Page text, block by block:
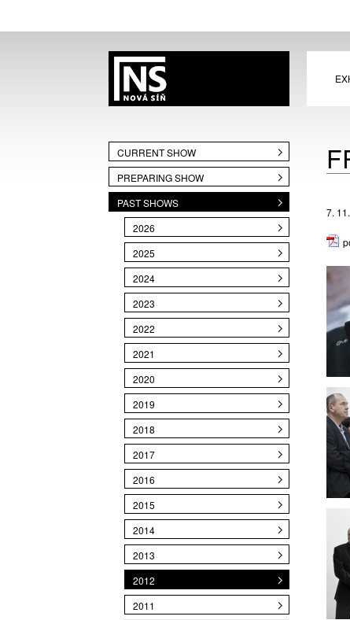
CURRENT SHOW
PREPARING SHOW
PAST SHOWS
2026
2025
2024
2023
2022
2021
2020
2019
2018
2017
2016
2015
2014
2013
2012
2011
7.